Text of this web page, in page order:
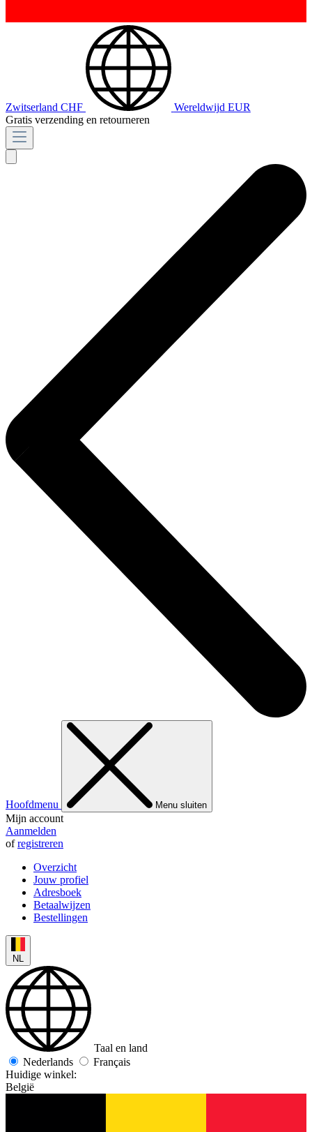
Zwitserland CHF Wereldwijd EUR
Gratis verzending en retourneren
Hoofdmenu Menu sluiten
Mijn account
Aanmelden
ofregistreren
Overzicht
Jouw profiel
Adresboek
Betaalwijzen
Bestellingen
NL
Taal en land
Nederlands
Français
Huidige winkel:
België